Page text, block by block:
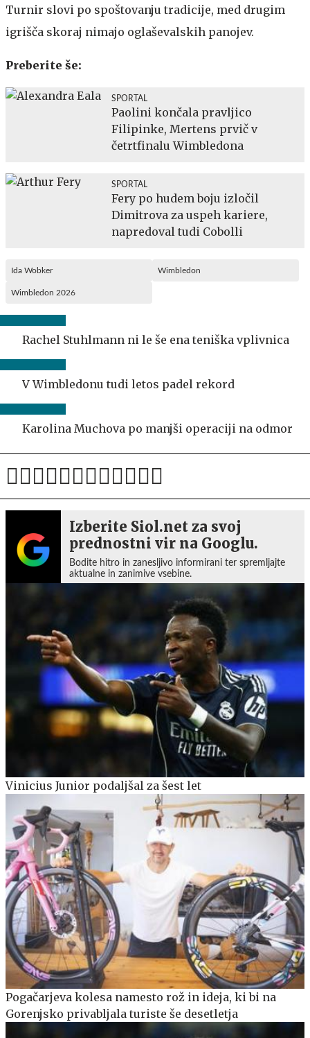
Turnir slovi po spoštovanju tradicije, med drugim
igrišča skoraj nimajo oglaševalskih panojev.
Preberite še:
SPORTAL
Paolini končala pravljico
Filipinke, Mertens prvič v
četrtfinalu Wimbledona
SPORTAL
Fery po hudem boju izločil
Dimitrova za uspeh kariere,
napredoval tudi Cobolli
Ida Wobker Wimbledon
Wimbledon 2026
Rachel Stuhlmann ni le še ena teniška vplivnica
V Wimbledonu tudi letos padel rekord
Karolina Muchova po manjši operaciji na odmor
Izberite Siol.net za svoj
prednostni vir na Googlu.
Bodite hitro in zanesljivo informirani ter spremljajte
aktualne in zanimive vsebine.
Vinicius Junior podaljšal za šest let
Pogačarjeva kolesa namesto rož in ideja, ki bi na
Gorenjsko privabljala turiste še desetletja